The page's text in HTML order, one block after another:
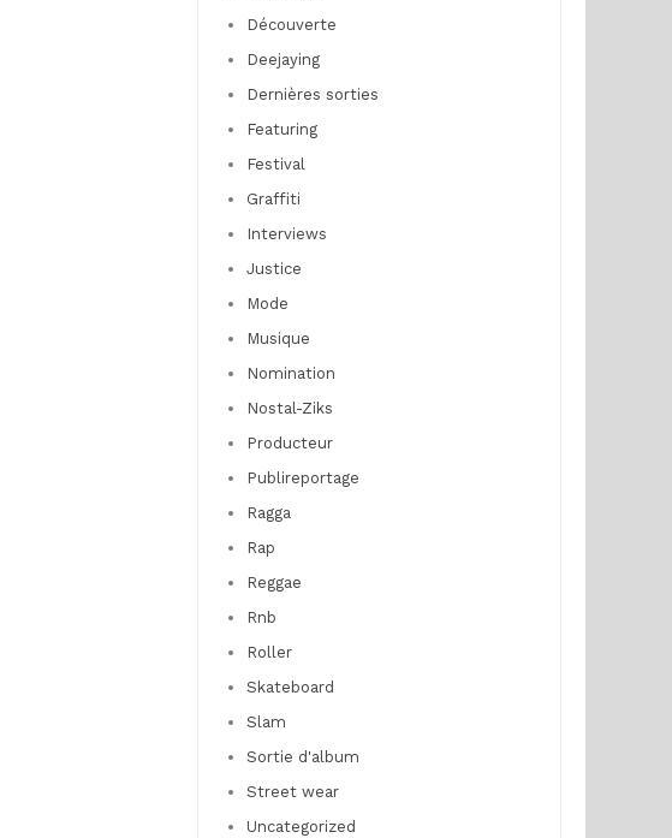
Découverte
Deejaying
Dernières sorties
Featuring
Festival
Graffiti
Interviews
Justice
Mode
Musique
Nomination
Nostal-Ziks
Producteur
Publireportage
Ragga
Rap
Reggae
Rnb
Roller
Skateboard
Slam
Sortie d'album
Street wear
Uncategorized